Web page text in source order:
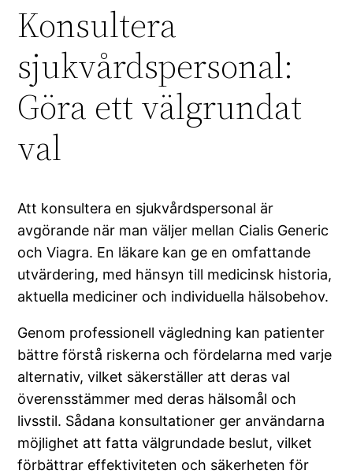
Konsultera
sjukvårdspersonal:
Göra ett välgrundat
val
Att konsultera en sjukvårdspersonal är
avgörande när man väljer mellan Cialis Generic
och Viagra. En läkare kan ge en omfattande
utvärdering, med hänsyn till medicinsk historia,
aktuella mediciner och individuella hälsobehov.
Genom professionell vägledning kan patienter
bättre förstå riskerna och fördelarna med varje
alternativ, vilket säkerställer att deras val
överensstämmer med deras hälsomål och
livsstil. Sådana konsultationer ger användarna
möjlighet att fatta välgrundade beslut, vilket
förbättrar effektiviteten och säkerheten för